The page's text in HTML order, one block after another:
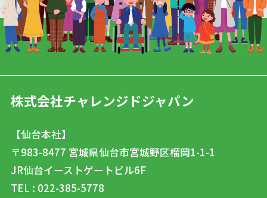
株式会社チャレンジドジャパン
【仙台本社】
〒983-8477 宮城県仙台市宮城野区榴岡1-1-1
JR仙台イーストゲートビル6F
TEL : 022-385-5778